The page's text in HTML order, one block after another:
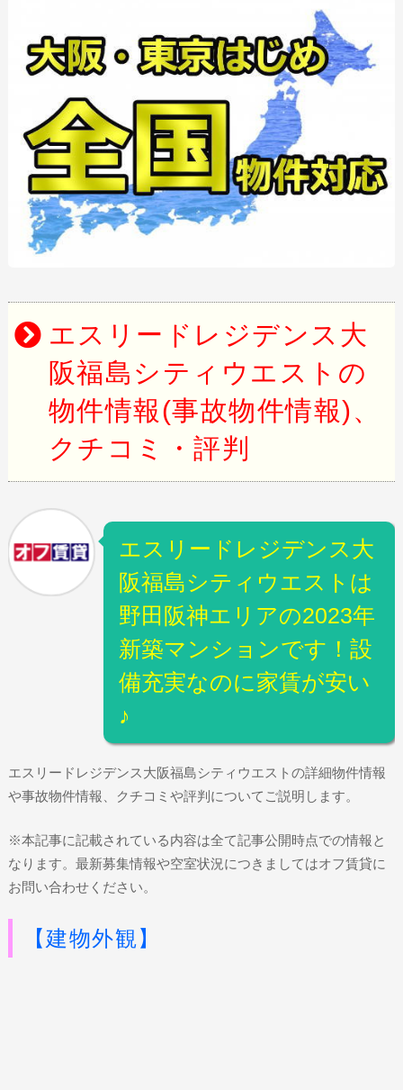
エスリードレジデンス大
阪福島シティウエストの
物件情報(事故物件情報)、
クチコミ・評判
エスリードレジデンス大
阪福島シティウエストは
野田阪神エリアの2023年
新築マンションです！設
備充実なのに家賃が安い
♪
エスリードレジデンス大阪福島シティウエストの詳細物件情報
や事故物件情報、クチコミや評判についてご説明します。
※本記事に記載されている内容は全て記事公開時点での情報と
なります。最新募集情報や空室状況につきましてはオフ賃貸に
お問い合わせください。
【建物外観】